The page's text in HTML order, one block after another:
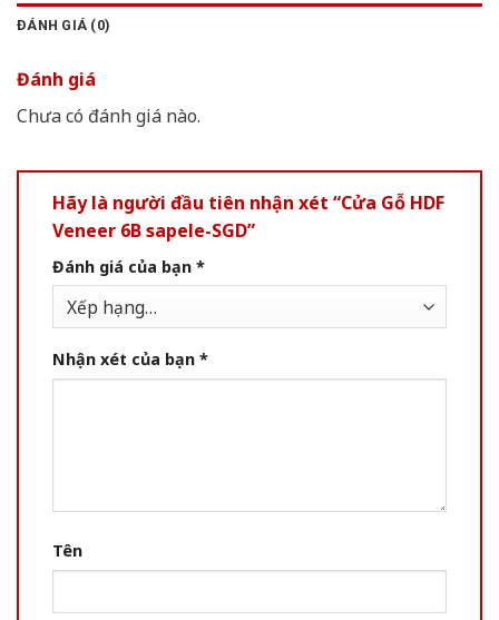
ĐÁNH GIÁ (0)
Đánh giá
Chưa có đánh giá nào.
Hãy là người đầu tiên nhận xét “Cửa Gỗ HDF
Veneer 6B sapele-SGD”
Đánh giá của bạn *
Nhận xét của bạn *
Tên